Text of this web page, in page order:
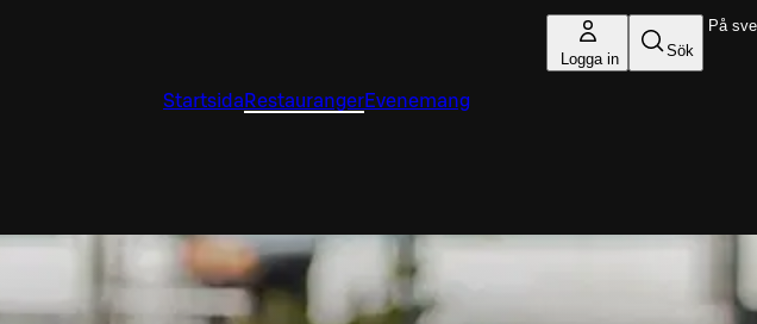
Logga in Sök
Startsida RestaurangerEvenemang